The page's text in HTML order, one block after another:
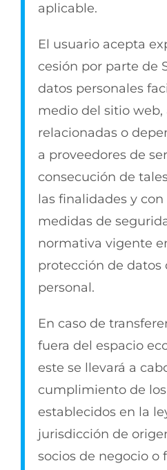
aplicable.
El usuario acepta
cesión por parte de
datos personales
medio del sitio web,
relacionadas o
a proveedores de
consecución de
las finalidades y
medidas de
normativa vigente
protección de datos
personal.
En caso de
fuera del espacio
este se llevará a
cumplimiento de
establecidos en la
jurisdicción de
socios de negocio o